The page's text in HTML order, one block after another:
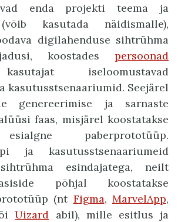
enda projekti teema ja
kasutada näidismalle),
digilahenduse sihtrühma
koostades persoonad
iseloomustavad
kasutusstsenaariumid. Seejärel
genereerimise ja sarnaste
faas, misjärel koostatakse
paberprototüüp.
ja kasutusstsenaariumeid
esindajatega, neilt
põhjal koostatakse
(nt Figma, MarvelApp,
Uizard
abil), mille esitlus ja